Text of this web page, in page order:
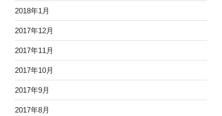
2018年1月
2017年12月
2017年11月
2017年10月
2017年9月
2017年8月